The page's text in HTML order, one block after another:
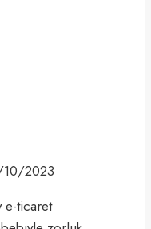
2023
e-ticaret